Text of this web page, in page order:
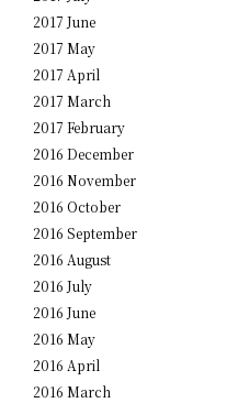
2017 June
2017 May
2017 April
2017 March
2017 February
2016 December
2016 November
2016 October
2016 September
2016 August
2016 July
2016 June
2016 May
2016 April
2016 March